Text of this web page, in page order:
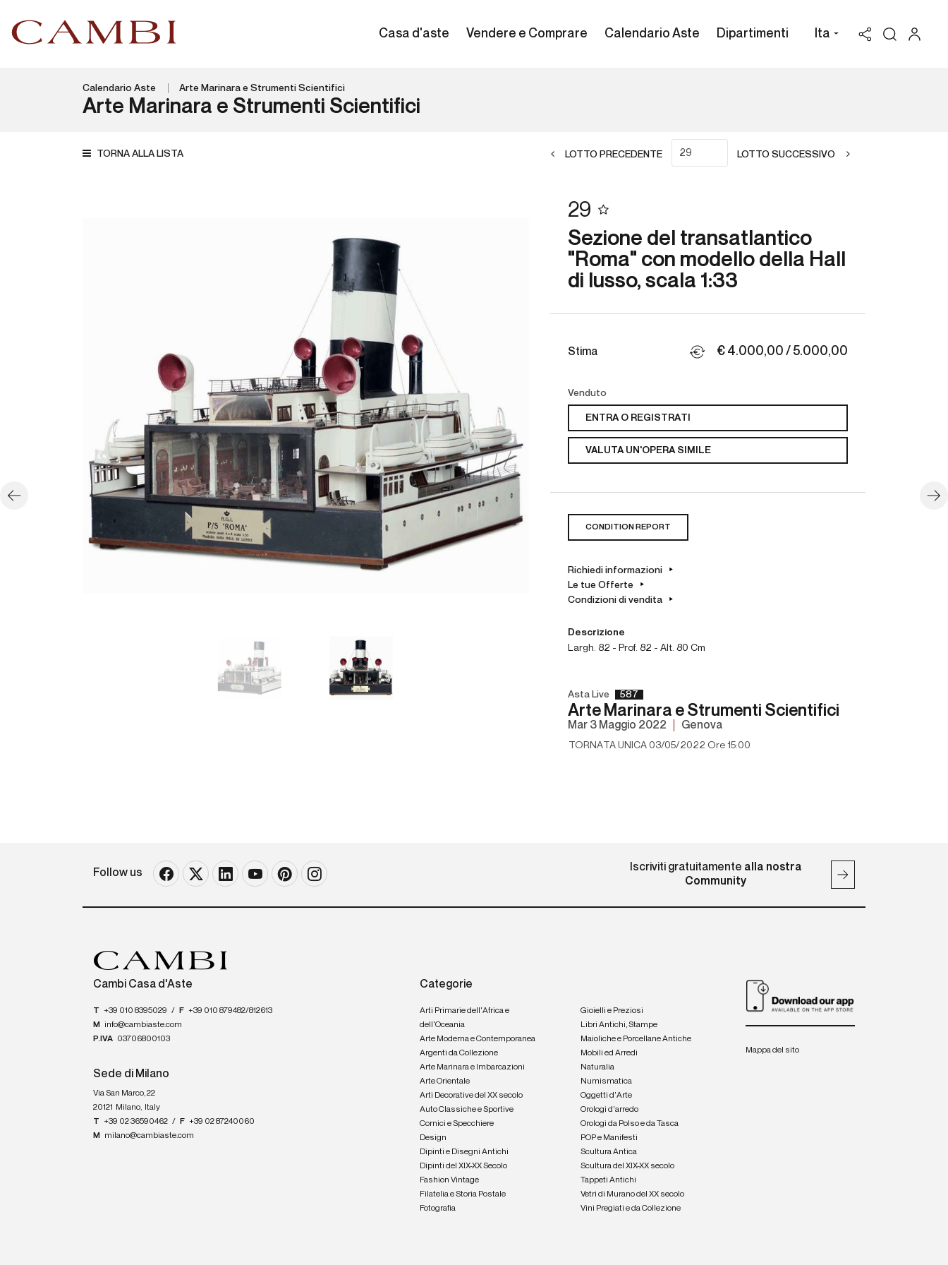
Casa d'aste Vendere e Comprare Calendario Aste Dipartimenti Ita
Calendario Aste Arte Marinara e Strumenti Scientifici
Arte Marinara e Strumenti Scientifici
TORNA ALLA LISTA LOTTO PRECEDENTE LOTTO SUCCESSIVO
29
Sezione del transatlantico
"Roma" con modello della Hall
di lusso, scala 1:33
€ 4.000,00 / 5.000,00
Stima
Venduto
ENTRA O REGISTRATI
VALUTA UN'OPERA SIMILE
CONDITION REPORT
Richiedi informazioni
Le tue Offerte
Condizioni di vendita
Descrizione
Largh. 82 - Prof. 82 - Alt. 80 Cm
Asta Live 587
Arte Marinara e Strumenti Scientifici
mar3 Maggio 2022 Genova
TORNATA UNICA 03/05/2022 Ore 15:00
Follow us Iscriviti gratuitamente alla nostra
Community
Cambi Casa d'Aste
T +39 010 8395029 / F +39 010 879482/812613
M
info@cambiaste.com
P.IVA 03706800103
Sede di Milano
Via San Marco, 22
20121
Milano, Italy
T +39 02 36590462 / F +39 02 87240060
M
milano@cambiaste.com
Categorie
Arti Primarie dell'Africa e
dell'Oceania
Arte Moderna e Contemporanea
Argenti da Collezione
Arte Marinara e Imbarcazioni
Arte Orientale
Arti Decorative del XX secolo
Auto Classiche e Sportive
Cornici e Specchiere
Design
Dipinti e Disegni Antichi
Dipinti del XIX-XX Secolo
Fashion Vintage
Filatelia e Storia Postale
Fotografia
Gioielli e Preziosi
Libri Antichi, Stampe
Maioliche e Porcellane Antiche
Mobili ed Arredi
Naturalia
Numismatica
Oggetti d'Arte
Orologi d'arredo
Orologi da Polso e da Tasca
POP e Manifesti
Scultura Antica
Scultura del XIX-XX secolo
Tappeti Antichi
Vetri di Murano del XX secolo
Vini Pregiati e da Collezione
Mappa del sito